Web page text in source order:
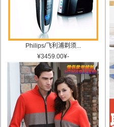
Philips/飞利浦剃须...
¥3459.00¥-